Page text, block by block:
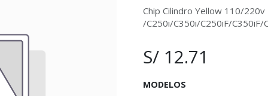
Chip Cilindro Yellow 110/
/C250i/C350i/C250iF/C350iF/
S/ 12.71
MODELOS